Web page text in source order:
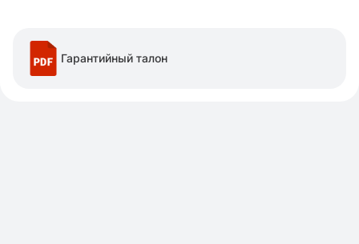
Гарантийный талон